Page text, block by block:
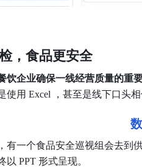
，食品更安全
饮企业确保一线经营质量的重要
使用 Excel ，甚至是线下口头
有一个食品安全巡视组会去到
以 PPT 形式呈现。